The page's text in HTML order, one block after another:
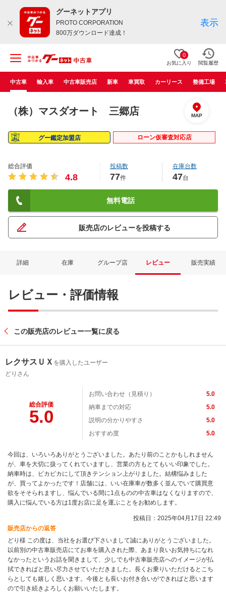
グーネットアプリ
PROTO CORPORATION
800万ダウンロード達成！
表示
0
お気に入り 閲覧履歴
中古車 輸入車 中古車販売店 新車 車買取 カーリース 整備工場
（株）マスダオート 三郷店 MAP
グー鑑定加盟店 ローン仮審査対応店
総合評価
4.8
投稿数
77件
在庫台数
47台
無料電話
販売店のレビューを投稿する
詳細 在庫 グループ店 レビュー 販売実績
レビュー・評価情報
この販売店のレビュー一覧に戻る
レクサスＵＸ を購入したユーザー
どりさん
総合評価
5.0
お問い合わせ（見積り）
5.0
納車までの対応
5.0
説明の分かりやすさ
5.0
おすすめ度
5.0
今回は、いろいろありがとうございました。あたり前のことかもしれません
が、車を大切に扱ってくれていますし、営業の方もとてもいい印象でした。
納車時は、ピカピカにして頂きテンション上がりました。結構悩みました
が、買ってよかったです！店舗には、いい在庫車が数多く並んでいて購買意
欲をそそられますし、悩んでいる間に1点ものの中古車はなくなりますので、
購入に悩んでいる方は1度お店に足を運ぶことをお勧めします。
投稿日：2025年04月17日 22:49
販売店からの返答
どり様 この度は、当社をお選び下さいまして誠にありがとうございました。
以前別の中古車販売店にてお車を購入された際、あまり良いお気持ちになれ
なかったというお話を聞きまして、少しでも中古車販売店へのイメージが払
拭できればと思い尽力させていただきました。長くお乗りいただけるとこち
らとしても嬉しく思います。今後とも長いお付き合いができればと思います
ので引き続きよろしくお願いいたします。